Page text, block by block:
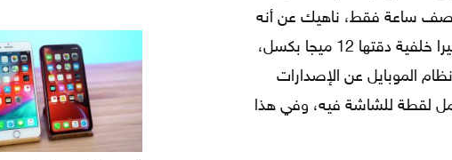
على الشحن إلى نسبة 50% خلال نصف ساعة فقط، ناهيك عن أنه
يدعم الاتصال بشريحة الجيل الرابع من الإنترنت، وهو مزود بكاميرا خلفية دقتها 12 ميجا بكسل،
في نظام الموبايل عن الإصدارات
لقطة للشاشة فيه، وفي هذا